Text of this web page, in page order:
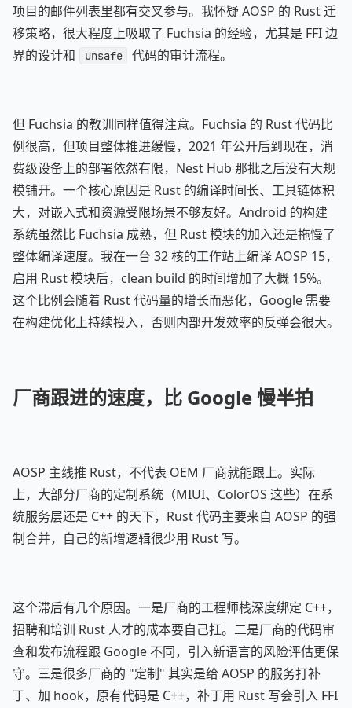
项目的邮件列表里都有交叉参与。我怀疑 AOSP 的 Rust 迁
移策略，很大程度上吸取了 Fuchsia 的经验，尤其是 FFI 边
界的设计和
unsafe 代码的审计流程。
但 Fuchsia 的教训同样值得注意。Fuchsia 的 Rust 代码比
例很高，但项目整体推进缓慢，2021 年公开后到现在，消
费级设备上的部署依然有限，Nest Hub 那批之后没有大规
模铺开。一个核心原因是 Rust 的编译时间长、工具链体积
大，对嵌入式和资源受限场景不够友好。Android 的构建
系统虽然比 Fuchsia 成熟，但 Rust 模块的加入还是拖慢了
整体编译速度。我在一台 32 核的工作站上编译 AOSP 15，
启用 Rust 模块后，clean build 的时间增加了大概 15%。
这个比例会随着 Rust 代码量的增长而恶化，Google 需要
在构建优化上持续投入，否则内部开发效率的反弹会很大。
厂商跟进的速度，比 Google 慢半拍
AOSP 主线推 Rust，不代表 OEM 厂商就能跟上。实际
上，大部分厂商的定制系统（MIUI、ColorOS 这些）在系
统服务层还是 C++ 的天下，Rust 代码主要来自 AOSP 的强
制合并，自己的新增逻辑很少用 Rust 写。
这个滞后有几个原因。一是厂商的工程师栈深度绑定 C++，
招聘和培训 Rust 人才的成本要自己扛。二是厂商的代码审
查和发布流程跟 Google 不同，引入新语言的风险评估更保
守。三是很多厂商的 "定制" 其实是给 AOSP 的服务打补
丁、加 hook，原有代码是 C++，补丁用 Rust 写会引入 FFI